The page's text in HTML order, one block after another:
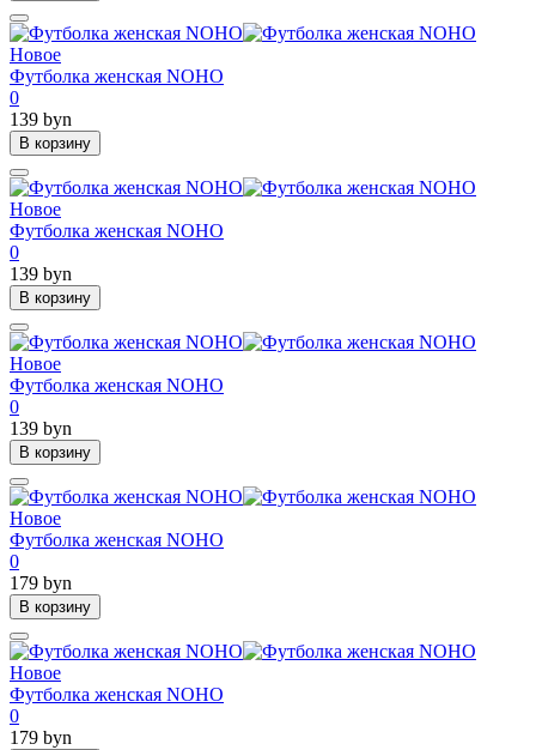
Новое
Футболка женская NOHO
0
139 byn
В корзину
Новое
Футболка женская NOHO
0
139 byn
В корзину
Новое
Футболка женская NOHO
0
139 byn
В корзину
Новое
Футболка женская NOHO
0
179 byn
В корзину
Новое
Футболка женская NOHO
0
179 byn